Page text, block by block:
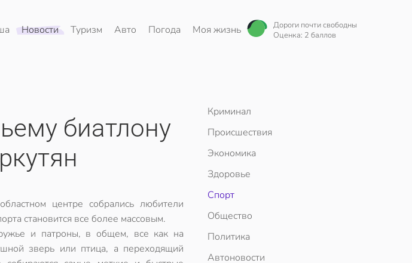
Новости Туризм Авто Погода Моя жизнь
Дороги почти свободны
Оценка: 2 баллов
биатлону
центре собрались любители
становится все более массовым.
и патроны, в общем, все как на
зверь или птица, а переходящий
Криминал
Происшествия
Экономика
Здоровье
Спорт
Общество
Политика
Автоновости